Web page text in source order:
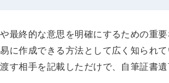
最終的な意思を明確にするための重
に作成できる方法として広く知られ
す相手を記載しただけで、自筆証書